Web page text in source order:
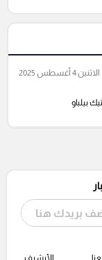
بيلباو
الاثنين 4 أغسطس 2025
الأرشيف